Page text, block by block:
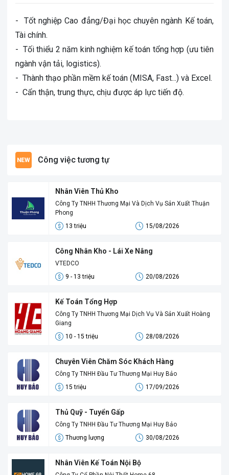
- Tốt nghiệp Cao đẳng/Đại học chuyên ngành Kế toán,
Tài chính.
- Tối thiểu 2 năm kinh nghiệm kế toán tổng hợp (ưu tiên
ngành vận tải, logistics).
- Thành thạo phần mềm kế toán (MISA, Fast...) và Excel.
- Cẩn thận, trung thực, chịu được áp lực tiến độ.
Công việc tương tự
Nhân Viên Thủ Kho
Công Ty TNHH Thương Mại Và Dịch Vụ Sản Xuất Thuận
Phong
13 triệu
15/08/2026
Công Nhân Kho - Lái Xe Nâng
VTEDCO
9 - 13 triệu
20/08/2026
Kế Toán Tổng Hợp
Công Ty TNHH Thương Mại Dịch Vụ Và Sản Xuất Hoàng
Giang
10 - 15 triệu
28/08/2026
Chuyên Viên Chăm Sóc Khách Hàng
Công Ty TNHH Đầu Tư Thương Mại Huy Bảo
15 triệu
17/09/2026
Thủ Quỹ - Tuyển Gấp
Công Ty TNHH Đầu Tư Thương Mại Huy Bảo
Thương lượng
30/08/2026
Nhân Viên Kế Toán Nội Bộ